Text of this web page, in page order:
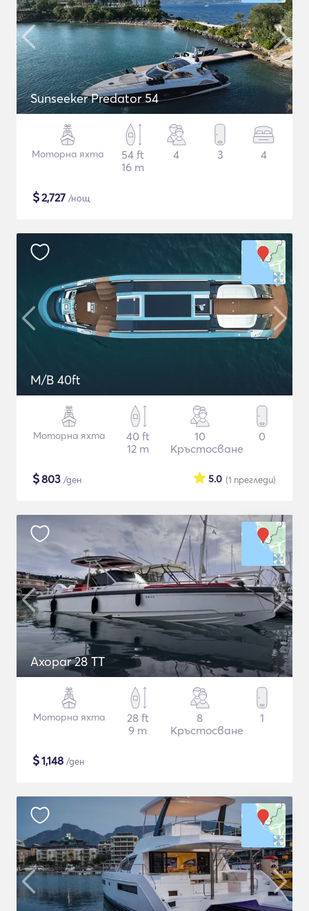
Sunseeker Predator 54
Моторна яхта
54 ft
16 m
4 3 4
$2,727 /нощ
M/B 40ft
Моторна яхта
40 ft
12 m
10
Кръстосване
0
$803 /ден (1 прегледи)
5.0
Axopar 28 TT
Моторна яхта
28 ft
9 m
8
Кръстосване
1
$1,148 /ден